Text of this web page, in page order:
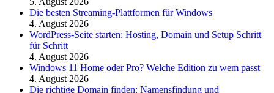
Die besten Streaming-Plattformen für Windows
4. August 2026
WordPress-Seite starten: Hosting, Domain und Setup Schritt
für Schritt
4. August 2026
Windows 11 Home oder Pro? Welche Edition zu wem passt
4. August 2026
Die richtige Domain finden: Namensfindung und